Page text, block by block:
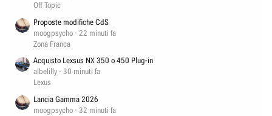
Off Topic
Proposte modifiche CdS
moogpsycho
22 minuti fa
Zona Franca
Acquisto Lexsus NX 350 o 450 Plug-in
albelilly
30 minuti fa
Lexus
Lancia Gamma 2026
moogpsycho
32 minuti fa